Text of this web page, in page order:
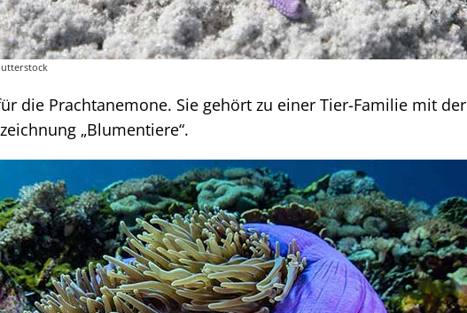
die Prachtanemone. Sie gehört zu einer Tier-Familie mit der
„Blumentiere“.